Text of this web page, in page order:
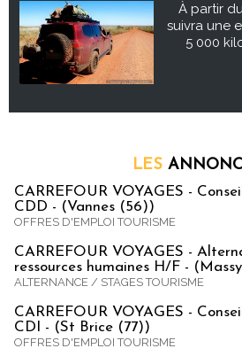
À partir
suivra une
5 000
LES
CARREFOUR VOYAGES -
CDD - (Vannes (56))
OFFRES D'EMPLOI TOURISME
CARREFOUR VOYAGES -
ressources humaines H/F -
ALTERNANCE / STAGES TOURISME
CARREFOUR VOYAGES -
CDI - (St Brice (77))
OFFRES D'EMPLOI TOURISME